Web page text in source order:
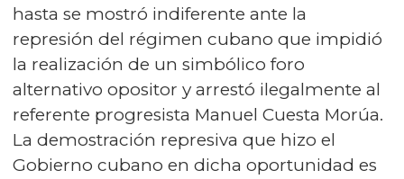
hasta se mostró indiferente ante la
represión del régimen cubano que impidió
la realización de un simbólico foro
alternativo opositor y arrestó ilegalmente al
referente progresista Manuel Cuesta Morúa.
La demostración represiva que hizo el
Gobierno cubano en dicha oportunidad es